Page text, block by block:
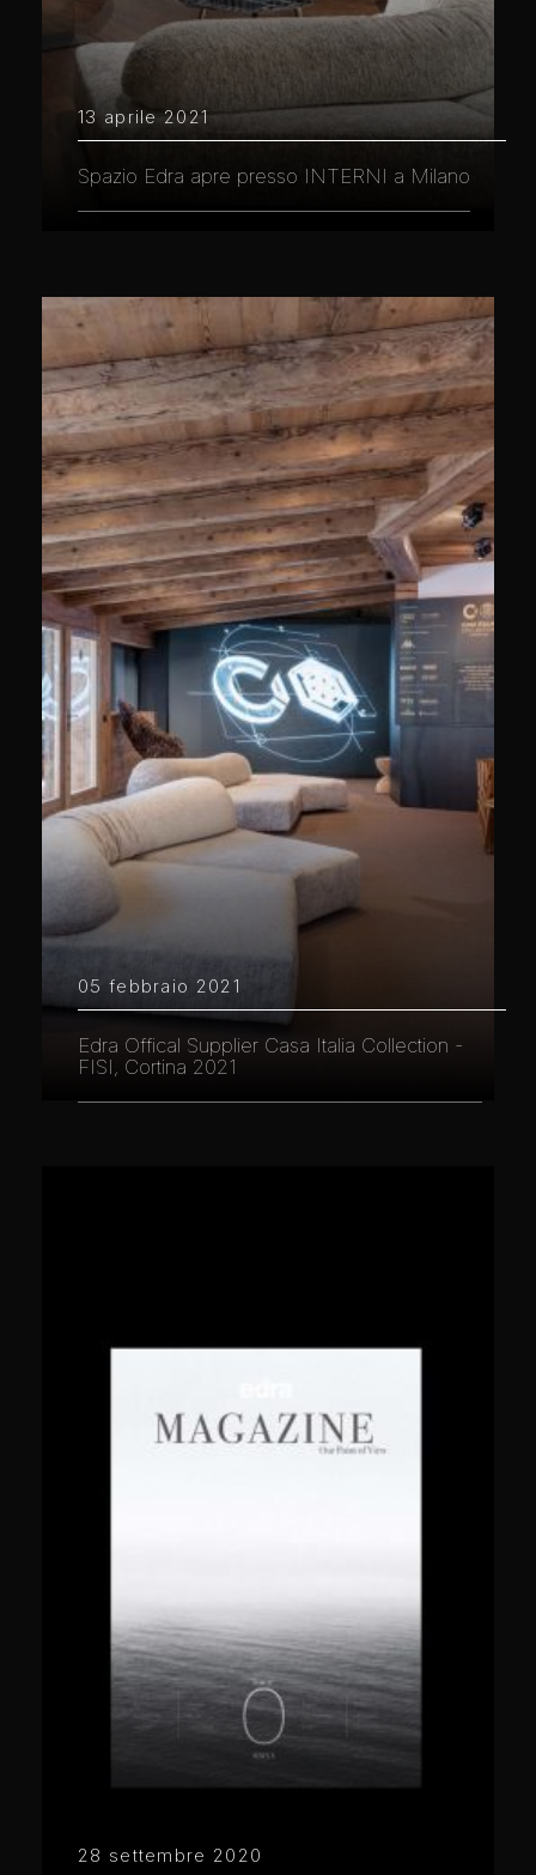
13 aprile 2021
Spazio Edra apre presso INTERNI a Milano
05 febbraio 2021
Edra Offical Supplier Casa Italia Collection -
FISI, Cortina 2021
28 settembre 2020